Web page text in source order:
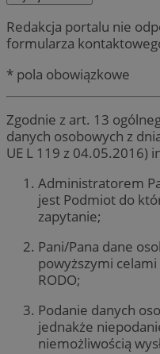
Redakcja portalu nie
formularza
* pola obowiązkowe
Zgodnie z art. 13
danych osobowych z
UE L 119 z 04.05.2016)
Administratorem
jest Podmiot do
zapytanie;
Pani/Pana dane
powyższymi
RODO;
Podanie danych
jednakże
niemożliwością